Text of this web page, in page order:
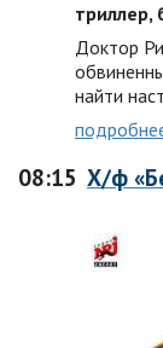
триллер,
Доктор
найти
08:15 Х/ф